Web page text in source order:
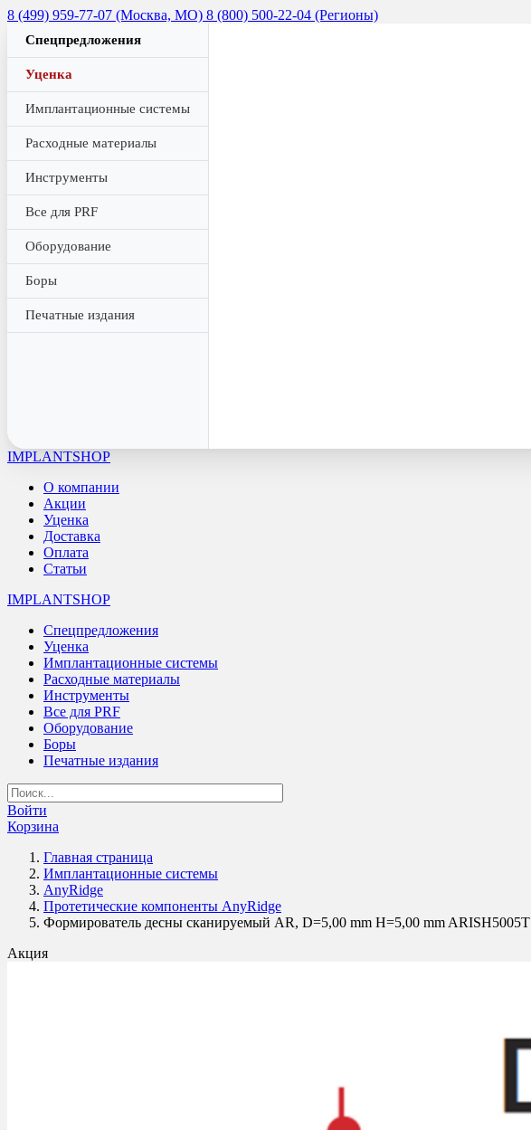
8 (499) 959-77-07 (Москва, МО) 8 (800) 500-22-04 (Регионы)
Спецпредложения
Уценка
Имплантационные системы
Расходные материалы
Инструменты
Все для PRF
Оборудование
Боры
Печатные издания
IMPLANTSHOP
О компании
Акции
Уценка
Доставка
Оплата
Статьи
IMPLANTSHOP
Спецпредложения
Уценка
Имплантационные системы
Расходные материалы
Инструменты
Все для PRF
Оборудование
Боры
Печатные издания
Войти
Корзина
Главная страница
Имплантационные системы
AnyRidge
Протетические компоненты AnyRidge
Формирователь десны сканируемый AR, D=5,00 mm H=5,00 mm ARISH5005T
Акция